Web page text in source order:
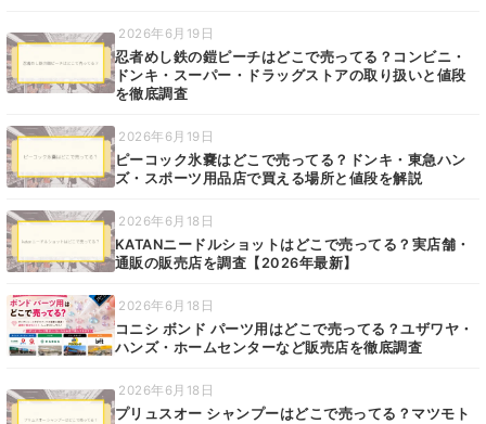
2026年6月19日
忍者めし鉄の鎧ピーチはどこで売ってる？コンビニ・
ドンキ・スーパー・ドラッグストアの取り扱いと値段
を徹底調査
2026年6月19日
ピーコック氷嚢はどこで売ってる？ドンキ・東急ハン
ズ・スポーツ用品店で買える場所と値段を解説
2026年6月18日
KATANニードルショットはどこで売ってる？実店舗・
通販の販売店を調査【2026年最新】
2026年6月18日
コニシ ボンド パーツ用はどこで売ってる？ユザワヤ・
ハンズ・ホームセンターなど販売店を徹底調査
2026年6月18日
プリュスオー シャンプーはどこで売ってる？マツモト